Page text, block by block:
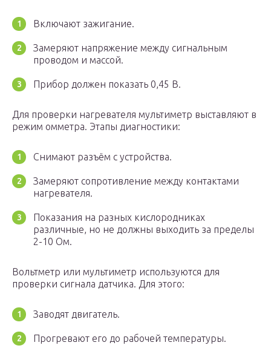
Включают зажигание.
Замеряют напряжение между сигнальным
проводом и массой.
Прибор должен показать 0,45 В.
Для проверки нагревателя мультиметр выставляют в
режим омметра. Этапы диагностики:
Снимают разъём с устройства.
Замеряют сопротивление между контактами
нагревателя.
Показания на разных кислородниках
различные, но не должны выходить за пределы
2-10 Ом.
Вольтметр или мультиметр используются для
проверки сигнала датчика. Для этого:
Заводят двигатель.
Прогревают его до рабочей температуры.